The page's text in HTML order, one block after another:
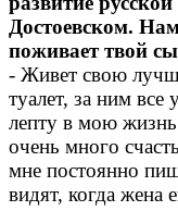
Достоевском.
поживает твой
- Живет свою
туалет, за ним все
лепту в мою
очень много
мне постоянно
видят, когда жена